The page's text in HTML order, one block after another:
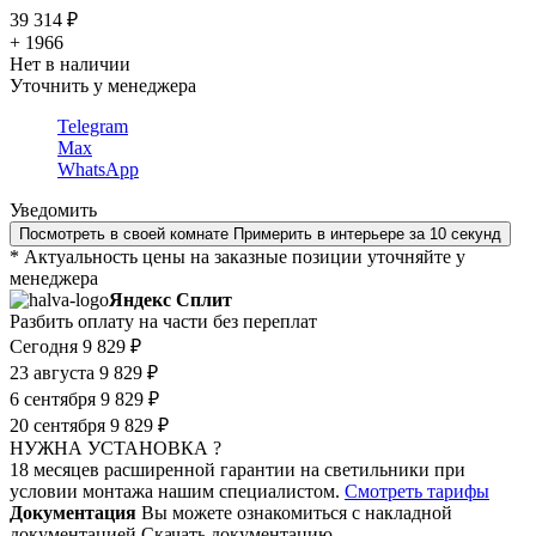
39 314 ₽
+ 1966
Нет в наличии
Уточнить у менеджера
Telegram
Max
WhatsApp
Уведомить
Посмотреть в своей комнате Примерить в интерьере за 10 секунд
* Актуальность цены на заказные позиции уточняйте у
менеджера
Яндекс Сплит
Разбить оплату на части без переплат
Сегодня 9 829 ₽
23 августа 9 829 ₽
6 сентября 9 829 ₽
20 сентября 9 829 ₽
НУЖНА УСТАНОВКА ?
18 месяцев расширенной гарантии на светильники при
условии монтажа нашим специалистом. Смотреть тарифы
Документация Вы можете ознакомиться с накладной